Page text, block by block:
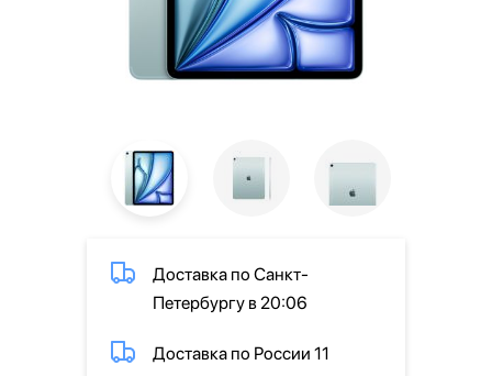
Доставка по Санкт-
Петербургу в 20:06
Доставка по России 11